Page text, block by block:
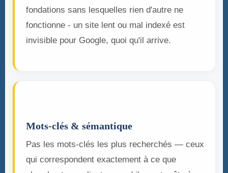
fondations sans lesquelles rien d'autre ne
fonctionne - un site lent ou mal indexé est
invisible pour Google, quoi qu'il arrive.
Mots-clés & sémantique
Pas les mots-clés les plus recherchés — ceux
qui correspondent exactement à ce que